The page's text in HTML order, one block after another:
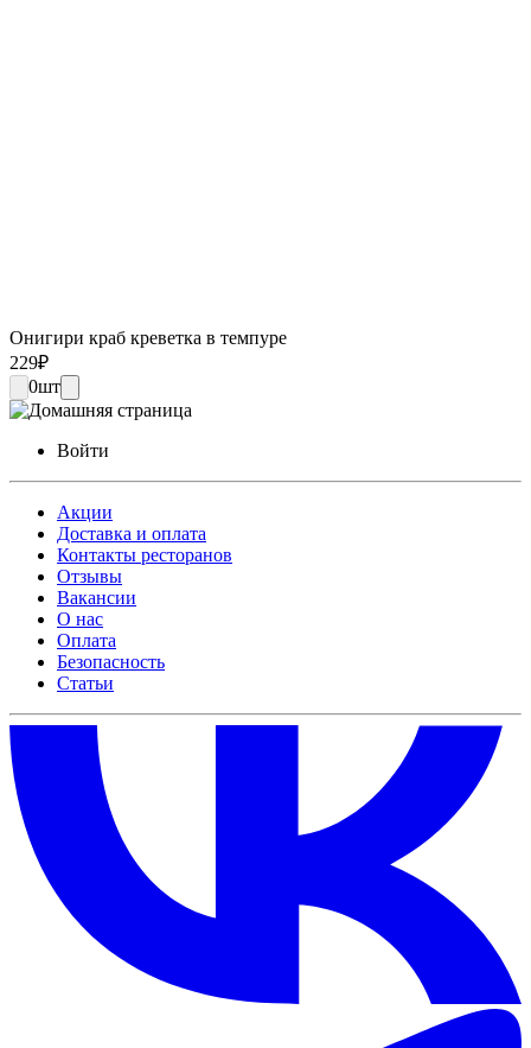
Онигири краб креветка в темпуре
229₽
0шт
Войти
Акции
Доставка и оплата
Контакты ресторанов
Отзывы
Вакансии
О нас
Оплата
Безопасность
Статьи